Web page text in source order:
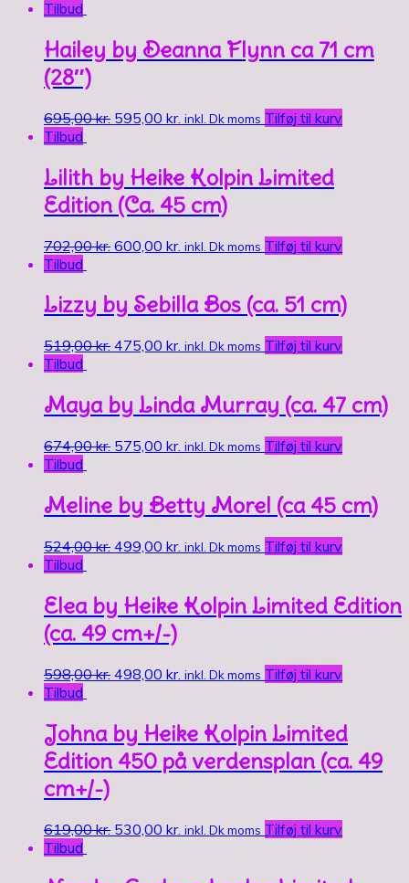
Tilbud
Hailey by Deanna Flynn ca 71 cm
(28″)
695,00kr. 595,00 kr. inkl. Dk moms Tilføj til kurv
Tilbud
Lilith by Heike Kolpin Limited
Edition (Ca. 45 cm)
702,00kr. 600,00 kr. inkl. Dk moms Tilføj til kurv
Tilbud
Lizzy by Sebilla Bos (ca. 51 cm)
519,00kr. 475,00 kr. inkl. Dk moms Tilføj til kurv
Tilbud
Maya by Linda Murray (ca. 47 cm)
674,00kr. 575,00 kr. inkl. Dk moms Tilføj til kurv
Tilbud
Meline by Betty Morel (ca 45 cm)
524,00kr. 499,00 kr. inkl. Dk moms Tilføj til kurv
Tilbud
Elea by Heike Kolpin Limited Edition
(ca. 49 cm+/-)
598,00kr. 498,00 kr. inkl. Dk moms Tilføj til kurv
Tilbud
Johna by Heike Kolpin Limited
Edition 450 på verdensplan (ca. 49
cm+/-)
619,00kr. 530,00 kr. inkl. Dk moms Tilføj til kurv
Tilbud